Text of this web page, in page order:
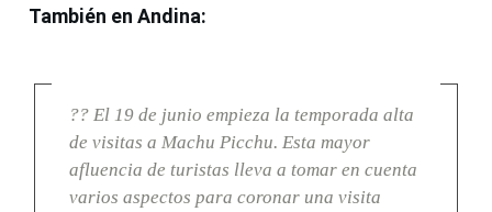
También en Andina:
?? El 19 de junio empieza la temporada alta
de visitas a Machu Picchu. Esta mayor
afluencia de turistas lleva a tomar en cuenta
varios aspectos para coronar una visita